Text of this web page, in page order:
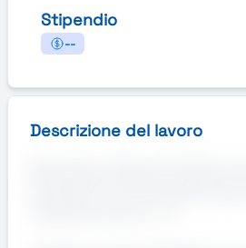
Stipendio
--
Descrizione del lavoro